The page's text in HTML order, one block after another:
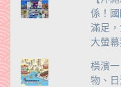
係！
滿足
大螢
橫濱
物、